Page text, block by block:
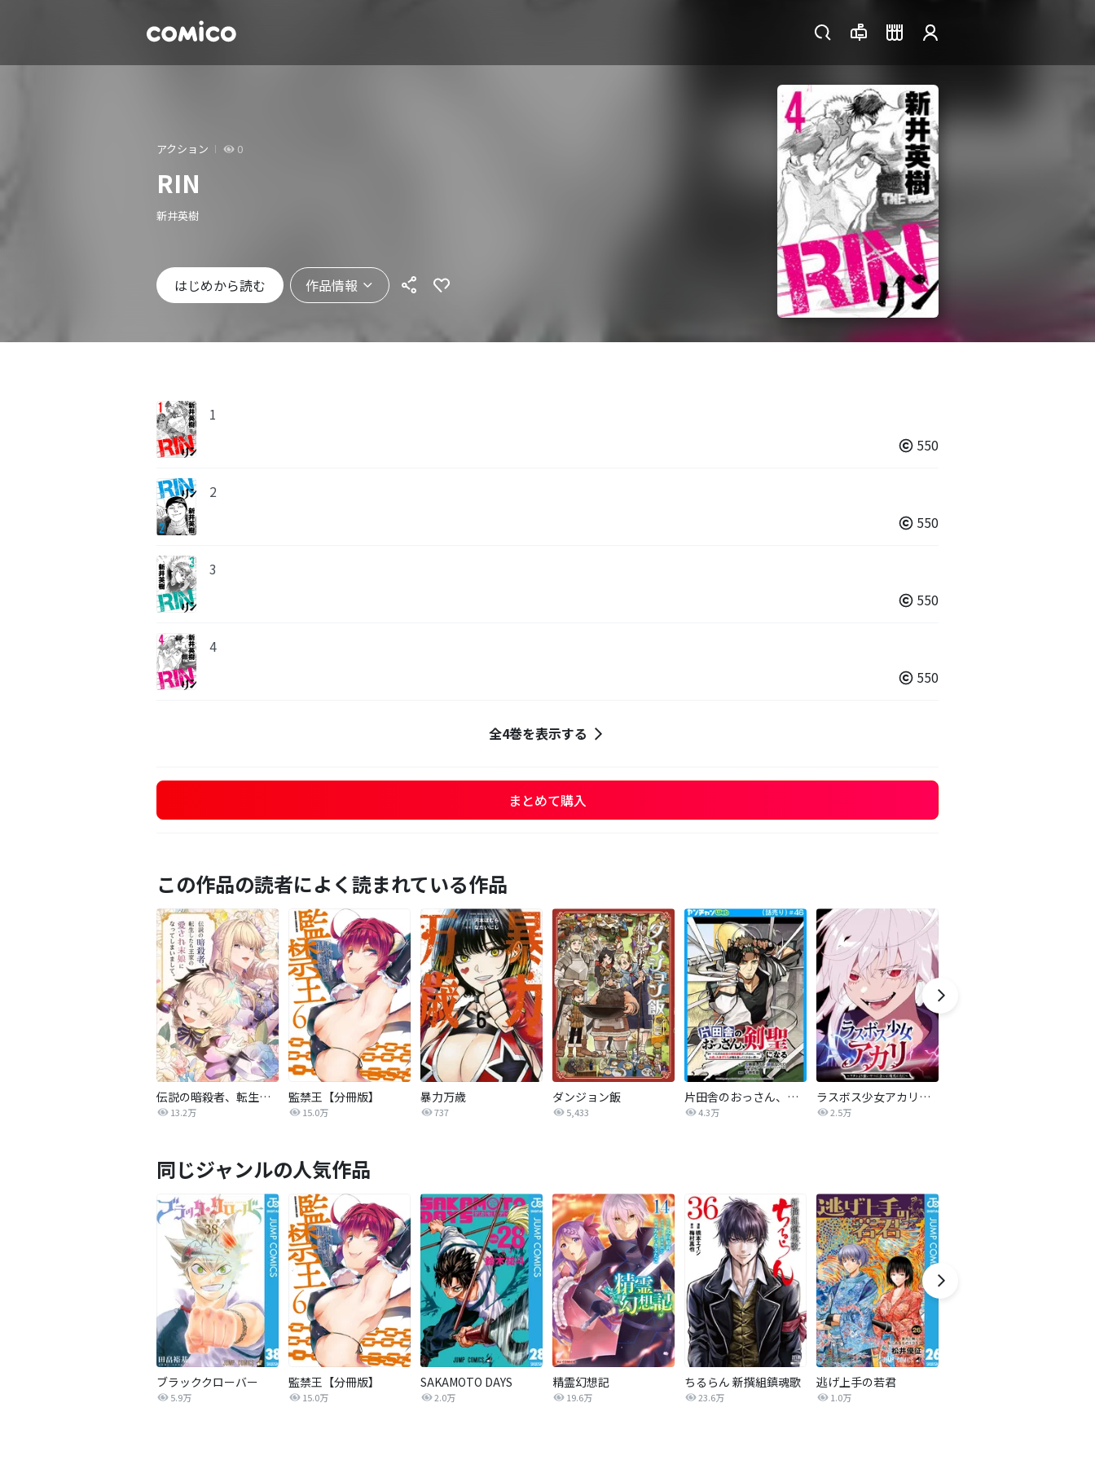
アクション 0
RIN
新井英樹
はじめから読む 作品情報
1
550
2
550
3
550
4
550
全4巻を表示する
まとめて購入
この作品の読者によく読まれている作品
伝説の暗殺者、転生したら王家の愛され末娘になってしまいまして。【タテヨミ】
13.2万
監禁王【分冊版】
15.0万
暴力万歳
737
ダンジョン飯
5,433
片田舎のおっさん、剣聖になる～ただの田舎の剣術師範だったのに、大成した弟子たちが俺を放ってくれない件～(話売り)
4.3万
ラスボス少女アカリ～ワタシより強いやつに会いに現代に行く～【タテヨミ】
2.5万
同じジャンルの人気作品
ブラッククローバー
5.9万
監禁王【分冊版】
15.0万
SAKAMOTO DAYS
2.0万
精霊幻想記
19.6万
ちるらん 新撰組鎮魂歌
23.6万
逃げ上手の若君
1.0万